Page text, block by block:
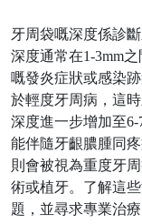
牙周袋嘅深度係診
深度通常在1-3mm
嘅發炎症狀或感染
於輕度牙周病，這
深度進一步增加至
能伴隨牙齦膿腫同
則會被視為重度牙
術或植牙。了解這
題，並尋求專業治療